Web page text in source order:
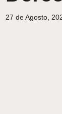
27 de Agosto,